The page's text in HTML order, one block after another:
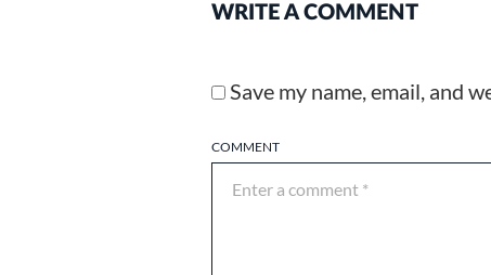
WRITE A COMMENT
COMMENT
Save my name, email, and